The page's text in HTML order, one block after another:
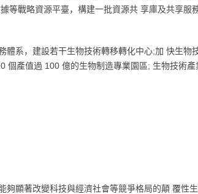
等戰略資源平臺，構建一批資源共 享庫及共享服
體系，建設若干生物技術轉移轉化中心;加 快生物
個產值過 100 億的生物制造專業園區; 生物技術產
夠顯著改變科技與經濟社會等競爭格局的顛 覆性